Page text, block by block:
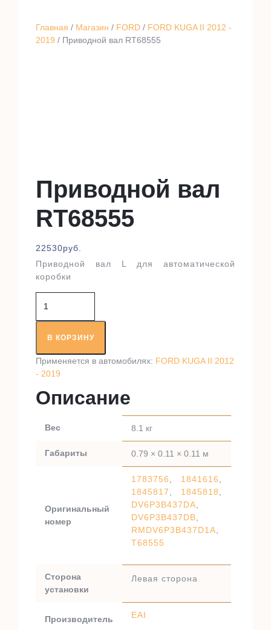
Главная / Магазин / FORD / FORD KUGA II 2012 -
2019 / Приводной вал RT68555
Приводной вал
RT68555
22530руб.
Приводной вал L для автоматической
коробки
товара
Приводной
валВ КОРЗИНУ
Применяется в автомобилях: FORD KUGA II 2012
- 2019
Описание
Вес 8.1 кг
Габариты 0.79 × 0.11 × 0.11 м
Оригинальный
номер
1783756 1841616
1845817
1845818
DV6P3B437DA
DV6P3B437DB
RMDV6P3B437D1A
T68555
Сторона
установки
Левая сторона
Производитель EAI